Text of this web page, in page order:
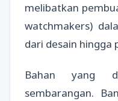
melibatkan
watchmakers)
dari desain hingga
Bahan yang
sembarangan.